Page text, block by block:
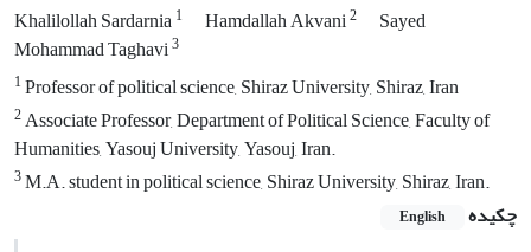
Khalilollah Sardarnia1 Hamdallah Akvani2
Sayed
Mohammad Taghavi3
1Professor of political science, Shiraz University, Shiraz, Iran
2Associate Professor, Department of Political Science, Faculty of
Humanities, Yasouj University, Yasouj, Iran.
3M.A. student in political science, Shiraz University, Shiraz, Iran.
چکیده
English